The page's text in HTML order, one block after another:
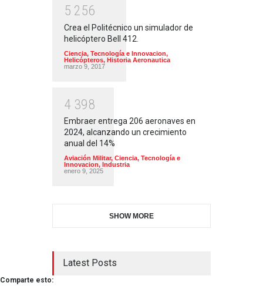
5 256
Crea el Politécnico un simulador de
helicóptero Bell 412.
Ciencia, Tecnología e Innovacion,
Helicópteros, Historia Aeronautica
marzo 9, 2017
4 398
Embraer entrega 206 aeronaves en
2024, alcanzando un crecimiento
anual del 14%
Aviación Militar, Ciencia, Tecnología e
Innovacion, Industria
enero 9, 2025
SHOW MORE
Latest Posts
Comparte esto: